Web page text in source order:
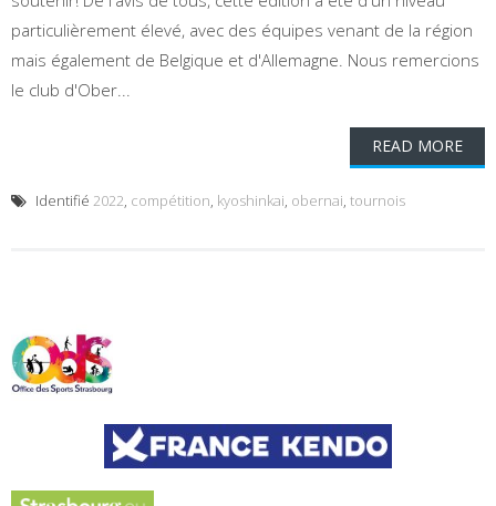
particulièrement élevé, avec des équipes venant de la région
mais également de Belgique et d'Allemagne. Nous remercions
le club d'Ober...
READ MORE
Identifié 2022, compétition, kyoshinkai, obernai, tournois